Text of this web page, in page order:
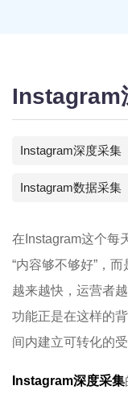
Instagram
Instagram深度采集
Instagram数据采集
在Instagram这个每
“内容够不够好”，
越来越快，运营者
功能正是在这样的
间内建立可转化的受
Instagram深度采集